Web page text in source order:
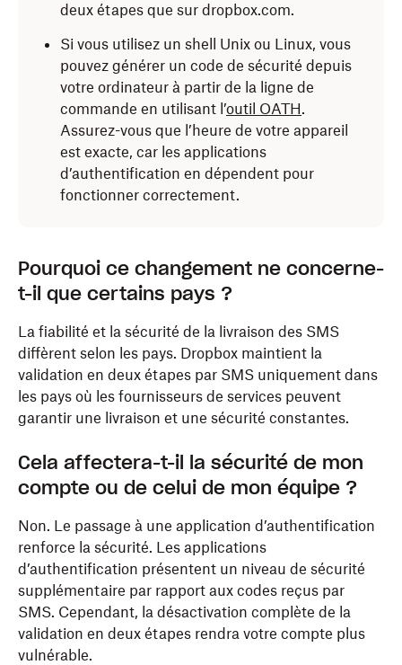
deux étapes que sur dropbox.com.
Si vous utilisez un shell Unix ou Linux, vous
pouvez générer un code de sécurité depuis
votre ordinateur à partir de la ligne de
commande en utilisant l’outil OATH.
Assurez-vous que l’heure de votre appareil
est exacte, car les applications
d’authentification en dépendent pour
fonctionner correctement.
Pourquoi ce changement ne concerne-
t-il que certains pays ?
La fiabilité et la sécurité de la livraison des SMS
diffèrent selon les pays. Dropbox maintient la
validation en deux étapes par SMS uniquement dans
les pays où les fournisseurs de services peuvent
garantir une livraison et une sécurité constantes.
Cela affectera-t-il la sécurité de mon
compte ou de celui de mon équipe ?
Non. Le passage à une application d’authentification
renforce la sécurité. Les applications
d’authentification présentent un niveau de sécurité
supplémentaire par rapport aux codes reçus par
SMS. Cependant, la désactivation complète de la
validation en deux étapes rendra votre compte plus
vulnérable.